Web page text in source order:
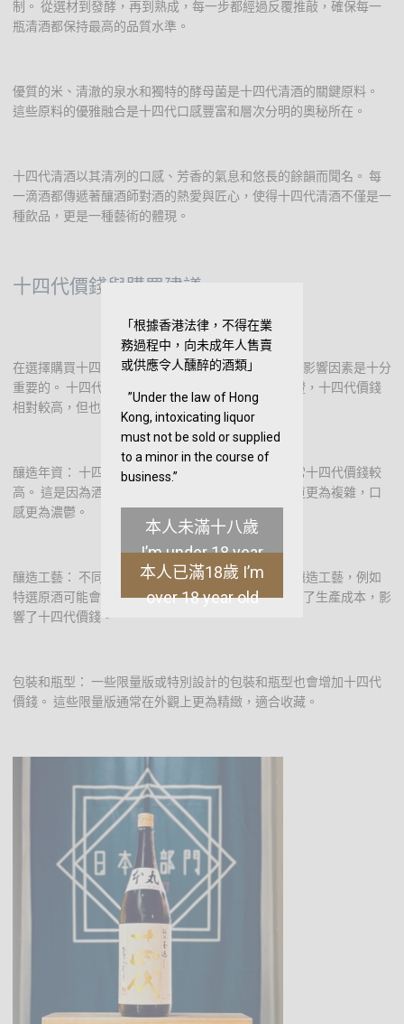
制。 從選材到發酵，再到熟成，每一步都經過反覆推敲，確保每一
瓶清酒都保持最高的品質水準。
優質的米、清澈的泉水和獨特的酵母菌是十四代清酒的關鍵原料。
這些原料的優雅融合是十四代口感豐富和層次分明的奧秘所在。
十四代清酒以其清冽的口感、芳香的氣息和悠長的餘韻而聞名。 每
一滴酒都傳遞著釀酒師對酒的熱愛與匠心，使得十四代清酒不僅是一
種飲品，更是一種藝術的體現。
十四代價錢與購買建議
在選擇購買十四代清酒時，了解十四代價錢的區間和影響因素是十分
重要的。 十四代清酒因其獨特的釀造工藝和品質保證，十四代價錢
相對較高，但也有一些因素會影響十四代價錢。
釀造年資： 十四代清酒中，釀造年限較長的酒款通常十四代價錢較
高。 這是因為酒液在陳年的過程中更趨於成熟，味道更為複雜，口
感更為濃鬱。
釀造工藝： 不同系列的十四代清酒可能採用不同的釀造工藝，例如
特選原酒可能會使用更為精細的製作工藝，從而提高了生產成本，影
響了十四代價錢。
包裝和瓶型： 一些限量版或特別設計的包裝和瓶型也會增加十四代
價錢。 這些限量版通常在外觀上更為精緻，適合收藏。
「根據香港法律，不得在業
務過程中，向未成年人售賣
或供應令人醺醉的酒類」
”Under the law of Hong
Kong, intoxicating liquor
must not be sold or supplied
to a minor in the course of
business.”
本人未滿十八歲
I’m under 18 year
old
本人已滿18歲 I’m
over 18 year old